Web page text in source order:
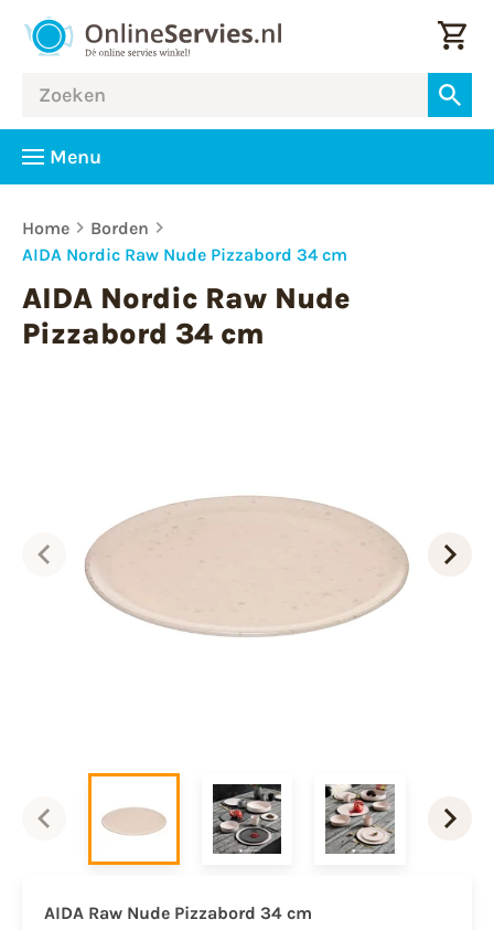
Menu
Home
Borden
AIDA Nordic Raw Nude Pizzabord 34 cm
AIDA Nordic Raw Nude
Pizzabord 34 cm
AIDA Raw Nude Pizzabord 34 cm